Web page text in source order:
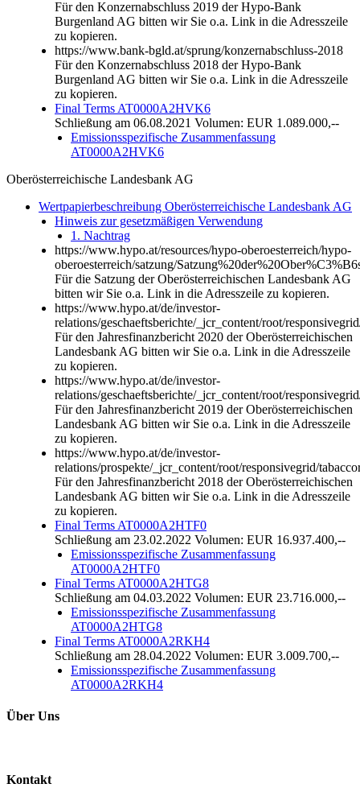
Für den Konzernabschluss 2019 der Hypo-Bank
Burgenland AG bitten wir Sie o.a. Link in die Adresszeile
zu kopieren.
https://www.bank-bgld.at/sprung/konzernabschluss-2018
Für den Konzernabschluss 2018 der Hypo-Bank
Burgenland AG bitten wir Sie o.a. Link in die Adresszeile
zu kopieren.
Final Terms AT0000A2HVK6
Schließung am 06.08.2021 Volumen: EUR 1.089.000,--
Emissionsspezifische Zusammenfassung
AT0000A2HVK6
Oberösterreichische Landesbank AG
Wertpapierbeschreibung Oberösterreichische Landesbank AG
Hinweis zur gesetzmäßigen Verwendung
1. Nachtrag
https://www.hypo.at/resources/hypo-oberoesterreich/hypo-
oberoesterreich/satzung/
Für die Satzung der Oberösterreichischen Landesbank AG
bitten wir Sie o.a. Link in die Adresszeile zu kopieren.
https://www.hypo.at/de/investor-
relations/geschaeftsberichte/_jcr_content/root/
Für den Jahresfinanzbericht 2020 der Oberösterreichischen
Landesbank AG bitten wir Sie o.a. Link in die Adresszeile
zu kopieren.
https://www.hypo.at/de/investor-
relations/geschaeftsberichte/_jcr_content/root/
Für den Jahresfinanzbericht 2019 der Oberösterreichischen
Landesbank AG bitten wir Sie o.a. Link in die Adresszeile
zu kopieren.
https://www.hypo.at/de/investor-
relations/prospekte/_jcr_content/root/responsivegrid/
Für den Jahresfinanzbericht 2018 der Oberösterreichischen
Landesbank AG bitten wir Sie o.a. Link in die Adresszeile
zu kopieren.
Final Terms AT0000A2HTF0
Schließung am 23.02.2022 Volumen: EUR 16.937.400,--
Emissionsspezifische Zusammenfassung
AT0000A2HTF0
Final Terms AT0000A2HTG8
Schließung am 04.03.2022 Volumen: EUR 23.716.000,--
Emissionsspezifische Zusammenfassung
AT0000A2HTG8
Final Terms AT0000A2RKH4
Schließung am 28.04.2022 Volumen: EUR 3.009.700,--
Emissionsspezifische Zusammenfassung
AT0000A2RKH4
Über Uns
Kontakt